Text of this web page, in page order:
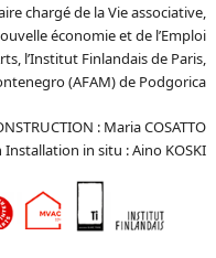
chargé de la Vie associative,
économie et de l’Emploi
l’Institut Finlandais de Paris,
(AFAM) de Podgorica
: Maria COSATTO
in situ : Aino KOSKI